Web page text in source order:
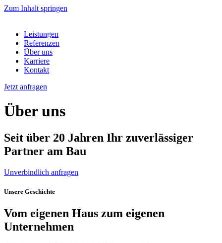
Zum Inhalt springen
Leistungen
Referenzen
Über uns
Karriere
Kontakt
Jetzt anfragen
Über uns
Seit über 20 Jahren Ihr zuverlässiger
Partner am Bau
Unverbindlich anfragen
Unsere Geschichte
Vom eigenen Haus zum eigenen
Unternehmen